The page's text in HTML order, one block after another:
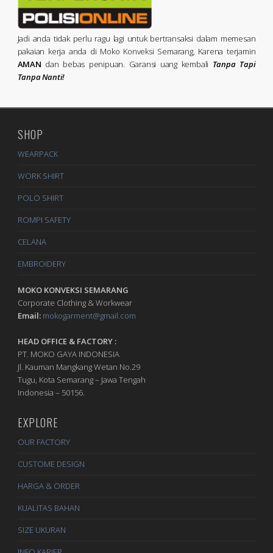
Jadi anda tidak perlu ragu lagi untuk bertransaksi dalam memesan
pakaian kerja anda di Moko Konveksi Semarang, Karena terjamin
AMAN dan bebas penipuan. Garansi uang kembali Tanpa Tapi
Tanpa Nanti!
SHOP
WEARPACK
WORK SHIRT
POLO SHIRT
ROMPI SAFETY
CELANA
EMBROIDERY
MOKO KONVEKSI SEMARANG
Corporate Clothing & Workwear
Email: mokogarment@gmail.com
HEAD OFFICE & FACTORY :
PT. MOKO GAYA INDONESIA
Jl. Kauman Mangkang Wetan No.29
Tugu, Kota Semarang – Jawa Tengah
Indonesia – 50156.
EXPLORE
OUR FACTORY
CUSTOME DESIGN
HARGA & ORDER
KUALITAS BAHAN
SIZE UKURAN